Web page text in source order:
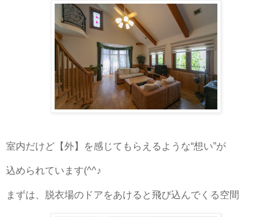
室内だけど【外】を感じてもらえるような“想い”が
込められています(^^♪
まずは、脱衣場のドアをあけると飛び込んでくる空間